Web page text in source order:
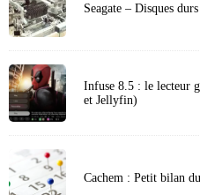
Seagate – Disques
Infuse 8.5 : le lecteur
et Jellyfin)
Cachem : Petit bilan